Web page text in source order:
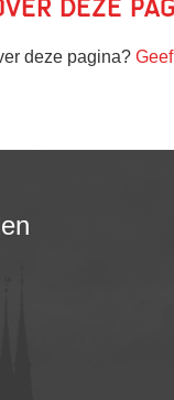
deze pagina?